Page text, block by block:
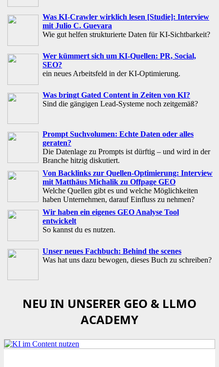
Was KI-Crawler wirklich lesen [Studie]: Interview
mit Julio C. Guevara
Wie gut helfen strukturierte Daten für KI-Sichtbarkeit?
Wer kümmert sich um KI-Quellen: PR, Social,
SEO?
ein neues Arbeitsfeld in der KI-Optimierung.
Was bringt Gated Content in Zeiten von KI?
Sind die gängigen Lead-Systeme noch zeitgemäß?
Prompt Suchvolumen: Echte Daten oder alles
geraten?
Die Datenlage zu Prompts ist dürftig – und wird in der
Branche hitzig diskutiert.
Von Backlinks zur Quellen-Optimierung: Interview
mit Matthäus Michalik zu Offpage GEO
Welche Quellen gibt es und welche Möglichkeiten
haben Unternehmen, darauf Einfluss zu nehmen?
Wir haben ein eigenes GEO Analyse Tool
entwickelt
So kannst du es nutzen.
Unser neues Fachbuch: Behind the scenes
Was hat uns dazu bewogen, dieses Buch zu schreiben?
NEU IN UNSERER GEO & LLMO
ACADEMY